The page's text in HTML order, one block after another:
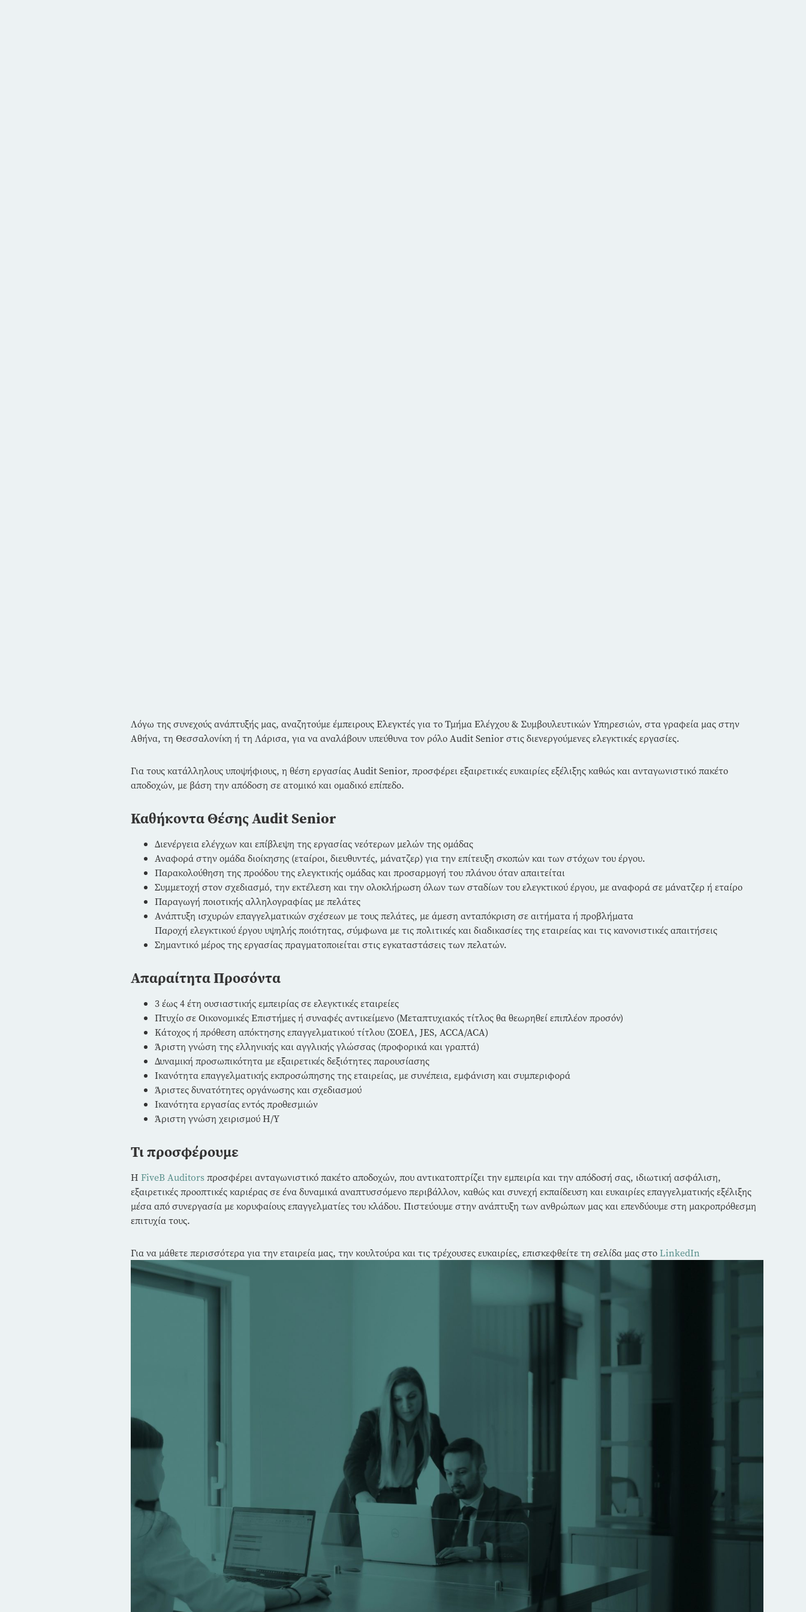
Λόγω της συνεχούς ανάπτυξής μας, αναζητούμε έμπειρους Ελεγκτές για το Τμήμα Ελέγχου & Συμβουλευτικών Υπηρεσιών, στα γραφεία μας στην
Αθήνα, τη Θεσσαλονίκη ή τη Λάρισα, για να αναλάβουν υπεύθυνα τον ρόλο Audit Senior στις διενεργούμενες ελεγκτικές εργασίες.
Για τους κατάλληλους υποψήφιους, η θέση εργασίας Audit Senior, προσφέρει εξαιρετικές ευκαιρίες εξέλιξης καθώς και ανταγωνιστικό πακέτο
αποδοχών, με βάση την απόδοση σε ατομικό και ομαδικό επίπεδο.
Καθήκοντα Θέσης Audit Senior
Διενέργεια ελέγχων και επίβλεψη της εργασίας νεότερων μελών της ομάδας
Αναφορά στην ομάδα διοίκησης (εταίροι, διευθυντές, μάνατζερ) για την επίτευξη σκοπών και των στόχων του έργου.
Παρακολούθηση της προόδου της ελεγκτικής ομάδας και προσαρμογή του πλάνου όταν απαιτείται
Συμμετοχή στον σχεδιασμό, την εκτέλεση και την ολοκλήρωση όλων των σταδίων του ελεγκτικού έργου, με αναφορά σε μάνατζερ ή εταίρο
Παραγωγή ποιοτικής αλληλογραφίας με πελάτες
Ανάπτυξη ισχυρών επαγγελματικών σχέσεων με τους πελάτες, με άμεση ανταπόκριση σε αιτήματα ή προβλήματα
Παροχή ελεγκτικού έργου υψηλής ποιότητας, σύμφωνα με τις πολιτικές και διαδικασίες της εταιρείας και τις κανονιστικές απαιτήσεις
Σημαντικό μέρος της εργασίας πραγματοποιείται στις εγκαταστάσεις των πελατών.
Απαραίτητα Προσόντα
3 έως 4 έτη ουσιαστικής εμπειρίας σε ελεγκτικές εταιρείες
Πτυχίο σε Οικονομικές Επιστήμες ή συναφές αντικείμενο (Μεταπτυχιακός τίτλος θα θεωρηθεί επιπλέον προσόν)
Κάτοχος ή πρόθεση απόκτησης επαγγελματικού τίτλου (ΣΟΕΛ, JES, ACCA/ACA)
Άριστη γνώση της ελληνικής και αγγλικής γλώσσας (προφορικά και γραπτά)
Δυναμική προσωπικότητα με εξαιρετικές δεξιότητες παρουσίασης
Ικανότητα επαγγελματικής εκπροσώπησης της εταιρείας, με συνέπεια, εμφάνιση και συμπεριφορά
Άριστες δυνατότητες οργάνωσης και σχεδιασμού
Ικανότητα εργασίας εντός προθεσμιών
Άριστη γνώση χειρισμού Η/Υ
Τι προσφέρουμε
Η FiveB Auditorsπροσφέρει ανταγωνιστικό πακέτο αποδοχών, που αντικατοπτρίζει την εμπειρία και την απόδοσή σας, ιδιωτική ασφάλιση,
εξαιρετικές προοπτικές καριέρας σε ένα δυναμικά αναπτυσσόμενο περιβάλλον, καθώς και συνεχή εκπαίδευση και ευκαιρίες επαγγελματικής εξέλιξης
μέσα από συνεργασία με κορυφαίους επαγγελματίες του κλάδου. Πιστεύουμε στην ανάπτυξη των ανθρώπων μας και επενδύουμε στη μακροπρόθεσμη
επιτυχία τους.
Για να μάθετε περισσότερα για την εταιρεία μας, την κουλτούρα και τις τρέχουσες ευκαιρίες, επισκεφθείτε τη σελίδα μας στοLinkedIn